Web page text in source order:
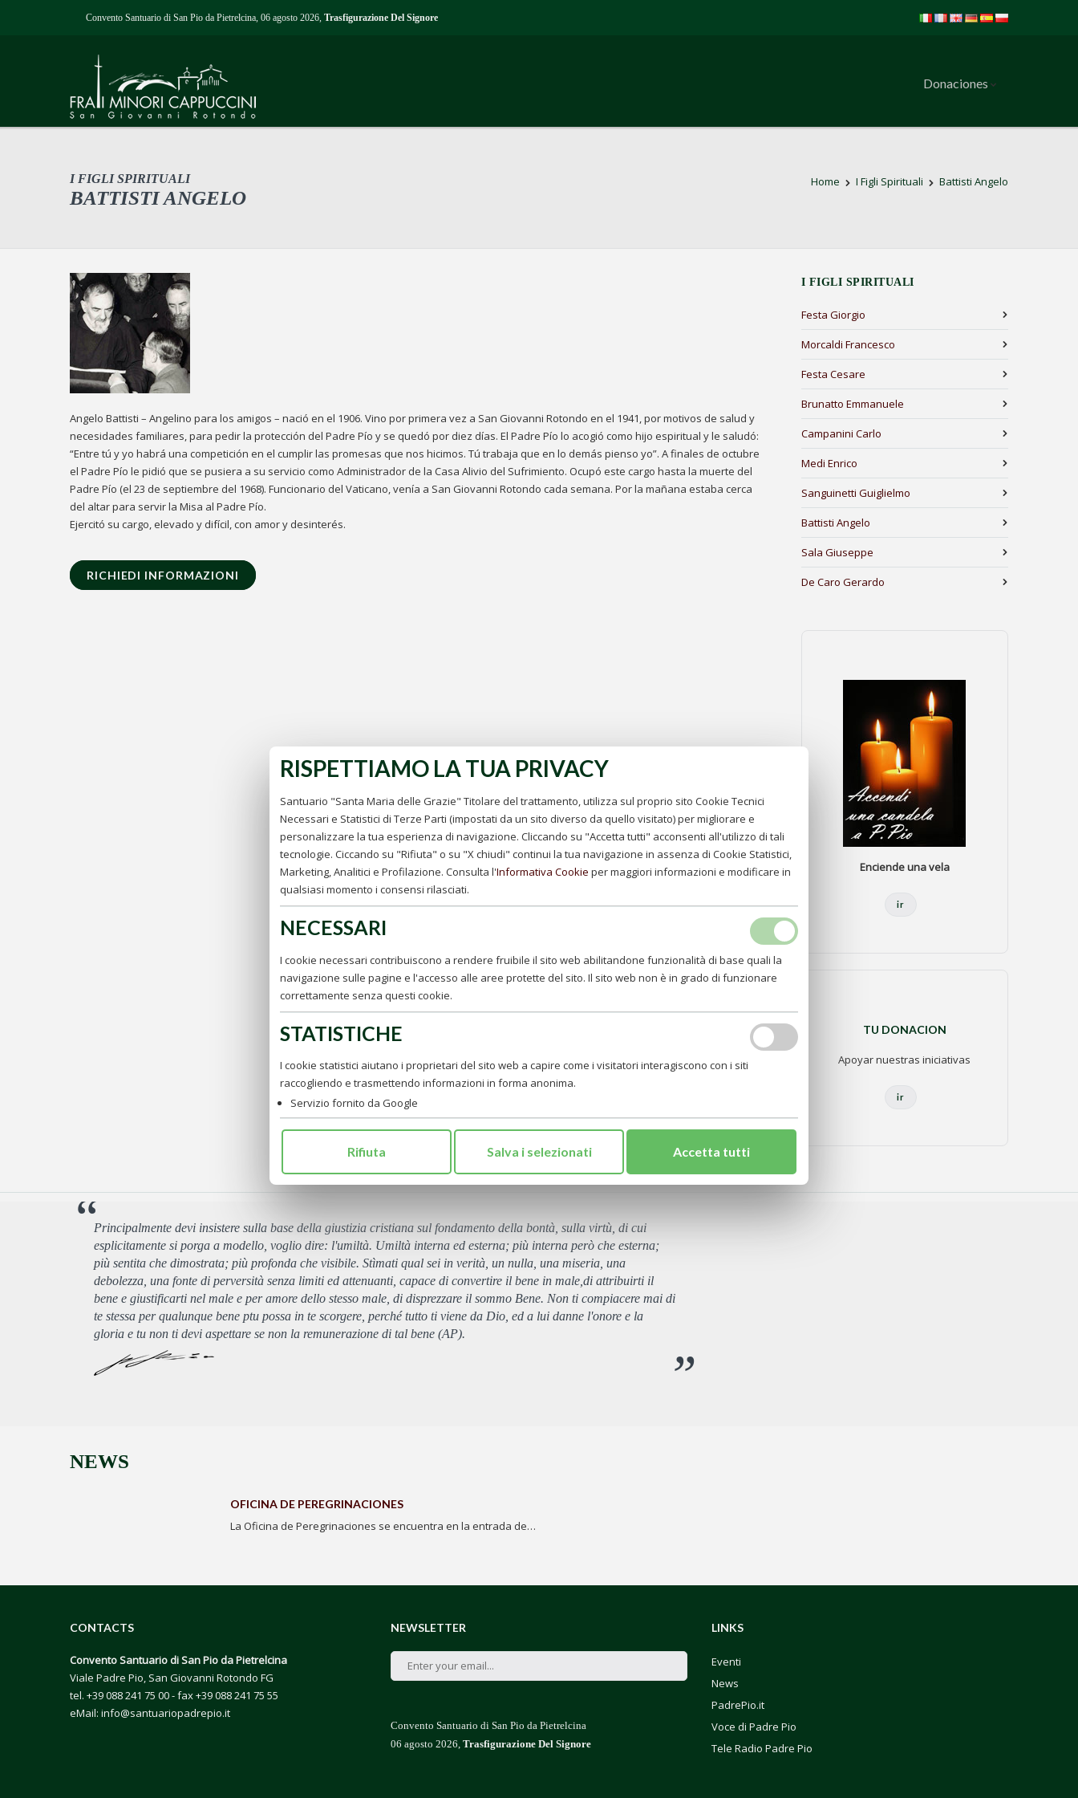
Convento Santuario di San Pio da Pietrelcina, 06 agosto 2026, Trasfigurazione Del Signore
Donaciones
I FIGLI SPIRITUALI
BATTISTI ANGELO
Home I Figli Spirituali Battisti Angelo
Angelo Battisti – Angelino para los amigos – nació en el 1906. Vino por primera vez a San Giovanni Rotondo en el 1941, por motivos de salud y
necesidades familiares, para pedir la protección del Padre Pío y se quedó por diez días. El Padre Pío lo acogió como hijo espiritual y le saludó:
“Entre tú y yo habrá una competición en el cumplir las promesas que nos hicimos. Tú trabaja que en lo demás pienso yo”. A finales de octubre
el Padre Pío le pidió que se pusiera a su servicio como Administrador de la Casa Alivio del Sufrimiento. Ocupó este cargo hasta la muerte del
Padre Pío (el 23 de septiembre del 1968). Funcionario del Vaticano, venía a San Giovanni Rotondo cada semana. Por la mañana estaba cerca
del altar para servir la Misa al Padre Pío.
Ejercitó su cargo, elevado y difícil, con amor y desinterés.
RICHIEDI INFORMAZIONI
I FIGLI SPIRITUALI
Festa Giorgio
Morcaldi Francesco
Festa Cesare
Brunatto Emmanuele
Campanini Carlo
Medi Enrico
Sanguinetti Guiglielmo
Battisti Angelo
Sala Giuseppe
De Caro Gerardo
Enciende una vela
ir
TU DONACION
Apoyar nuestras iniciativas
ir
Principalmente devi insistere sulla base della giustizia cristiana sul fondamento della bontà, sulla virtù, di cui
esplicitamente si porga a modello, voglio dire: l'umiltà. Umiltà interna ed esterna; più interna però che esterna;
più sentita che dimostrata; più profonda che visibile. Stìmati qual sei in verità, un nulla, una miseria, una
debolezza, una fonte di perversità senza limiti ed attenuanti, capace di convertire il bene in male,di attribuirti il
bene e giustificarti nel male e per amore dello stesso male, di disprezzare il sommo Bene. Non ti compiacere mai di
te stessa per qualunque bene ptu possa in te scorgere, perché tutto ti viene da Dio, ed a lui danne l'onore e la
gloria e tu non ti devi aspettare se non la remunerazione di tal bene (AP).
NEWS
OFICINA DE PEREGRINACIONES
La Oficina de Peregrinaciones se encuentra en la entrada de…
CONTACTS
Convento Santuario di San Pio da Pietrelcina
Viale Padre Pio, San Giovanni Rotondo FG
tel. +39 088 241 75 00- fax +39 088 241 75 55
eMail: info@santuariopadrepio.it
NEWSLETTER
Convento Santuario di San Pio da Pietrelcina
06 agosto 2026, Trasfigurazione Del Signore
LINKS
Eventi
News
PadrePio.it
Voce di Padre Pio
Tele Radio Padre Pio
RISPETTIAMO LA TUA PRIVACY
Santuario "Santa Maria delle Grazie" Titolare del trattamento, utilizza sul proprio sito Cookie Tecnici
Necessari e Statistici di Terze Parti (impostati da un sito diverso da quello visitato) per migliorare e
personalizzare la tua esperienza di navigazione. Cliccando su "Accetta tutti" acconsenti all'utilizzo di tali
tecnologie. Ciccando su "Rifiuta" o su "X chiudi" continui la tua navigazione in assenza di Cookie Statistici,
Marketing, Analitici e Profilazione. Consulta l'Informativa Cookie per maggiori informazioni e modificare in
qualsiasi momento i consensi rilasciati.
NECESSARI
I cookie necessari contribuiscono a rendere fruibile il sito web abilitandone funzionalità di base quali la
navigazione sulle pagine e l'accesso alle aree protette del sito. Il sito web non è in grado di funzionare
correttamente senza questi cookie.
STATISTICHE
I cookie statistici aiutano i proprietari del sito web a capire come i visitatori interagiscono con i siti
raccogliendo e trasmettendo informazioni in forma anonima.
Servizio fornito da Google
Rifiuta Salva i selezionati Accetta tutti